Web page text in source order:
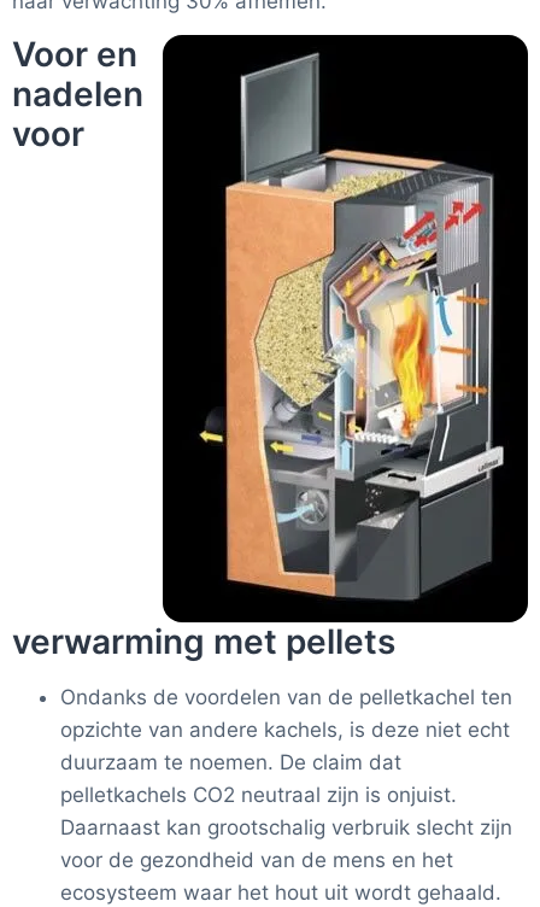
Voor en
nadelen
voor
verwarming met pellets
Ondanks de voordelen van de pelletkachel ten
opzichte van andere kachels, is deze niet echt
duurzaam te noemen. De claim dat
pelletkachels CO2 neutraal zijn is onjuist.
Daarnaast kan grootschalig verbruik slecht zijn
voor de gezondheid van de mens en het
ecosysteem waar het hout uit wordt gehaald.